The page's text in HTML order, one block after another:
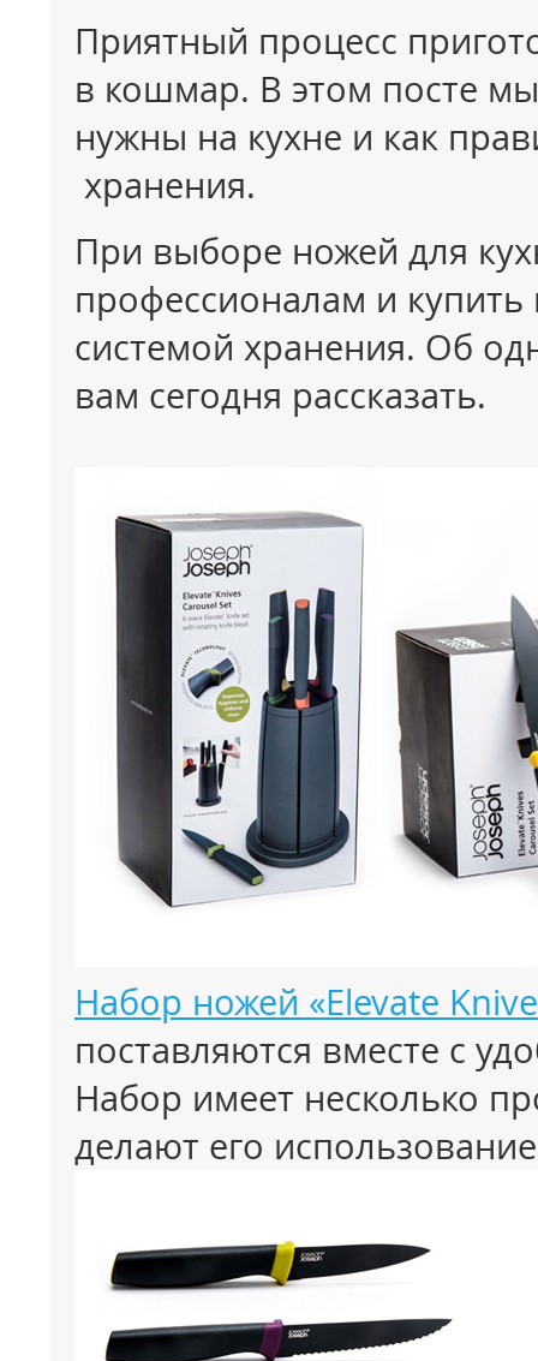
Приятный процесс
в кошмар. В этом посте
нужны на кухне и как
хранения.
При выборе ножей для
профессионалам и
системой хранения. Об
вам сегодня рассказать.
Набор ножей «Elevate
поставляются вместе с
Набор имеет несколько
делают его